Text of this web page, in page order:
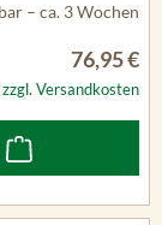
– ca. 3 Wochen
76,95 €
Versandkosten